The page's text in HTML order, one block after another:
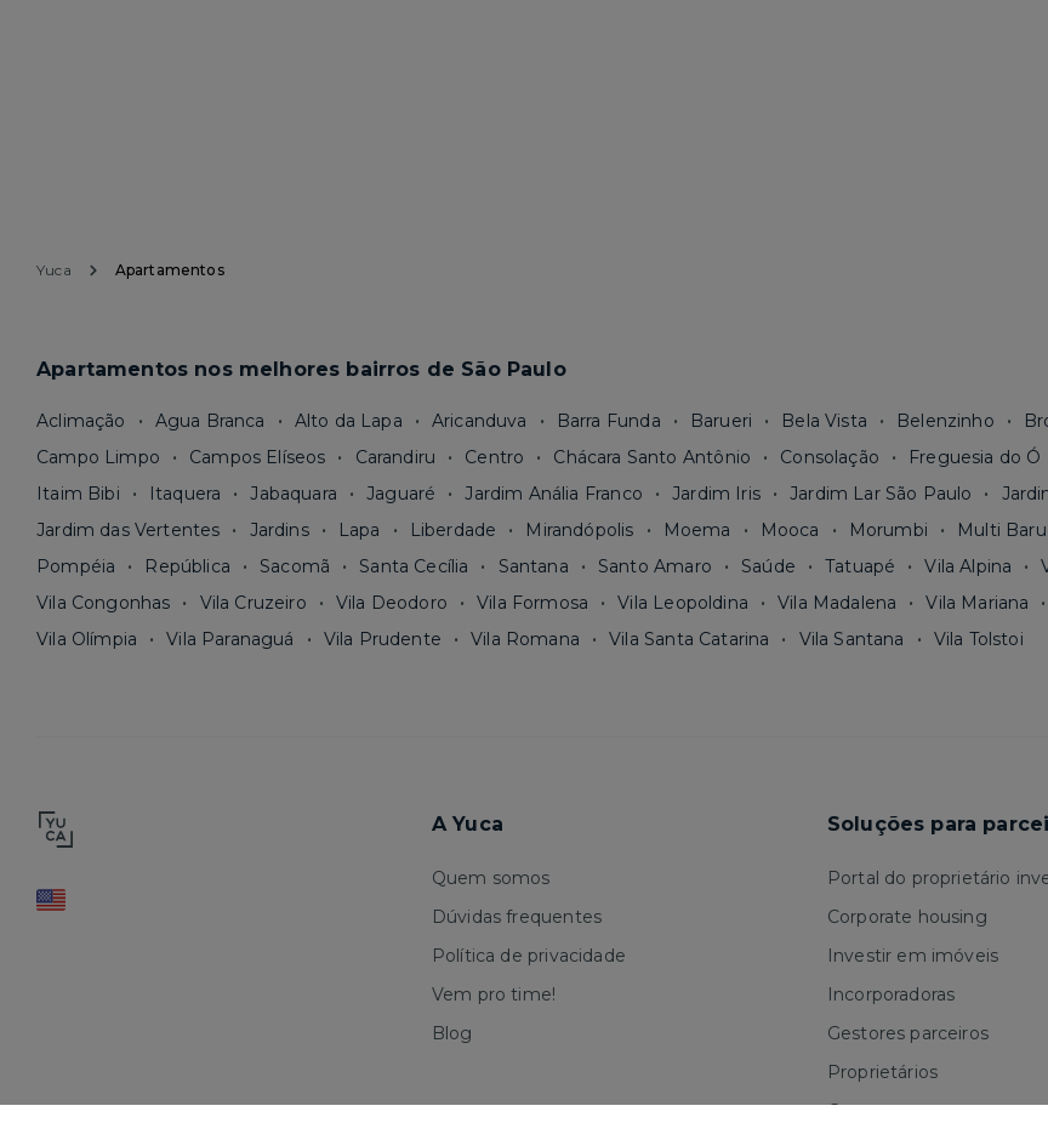
Yuca Apartamentos
Apartamentos nos melhores bairros de São Paulo
Aclimação Agua Branca Alto da Lapa Aricanduva Barra Funda Barueri Bela Vista Belenzinho
Campo Limpo
Campos Elíseos Carandiru Centro Chácara Santo Antônio Consolação Freguesia do Ó
Itaim Bibi
Itaquera Jabaquara Jaguaré Jardim Anália Franco Jardim Iris Jardim Lar São Paulo
Jardim das Vertentes
Jardins Lapa Liberdade Mirandópolis Moema Mooca Morumbi Multi
Pompéia
República Sacomã Santa Cecília Santana Santo Amaro Saúde Tatuapé Vila Alpina
Vila Congonhas
Vila Cruzeiro Vila Deodoro Vila Formosa Vila Leopoldina Vila Madalena Vila Mariana
Vila Olímpia
Vila Paranaguá Vila Prudente Vila Romana Vila Santa Catarina Vila Santana Vila Tolstoi
A Yuca
Quem somos
Dúvidas frequentes
Política de privacidade
Vem pro time!
Blog
Soluções para
Portal do proprietário
Corporate housing
Investir em imóveis
Incorporadoras
Gestores parceiros
Proprietários
Corretores